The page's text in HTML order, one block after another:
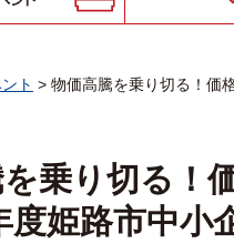
ト > 物価高騰を乗り切る！価
乗り切る！
度姫路市中